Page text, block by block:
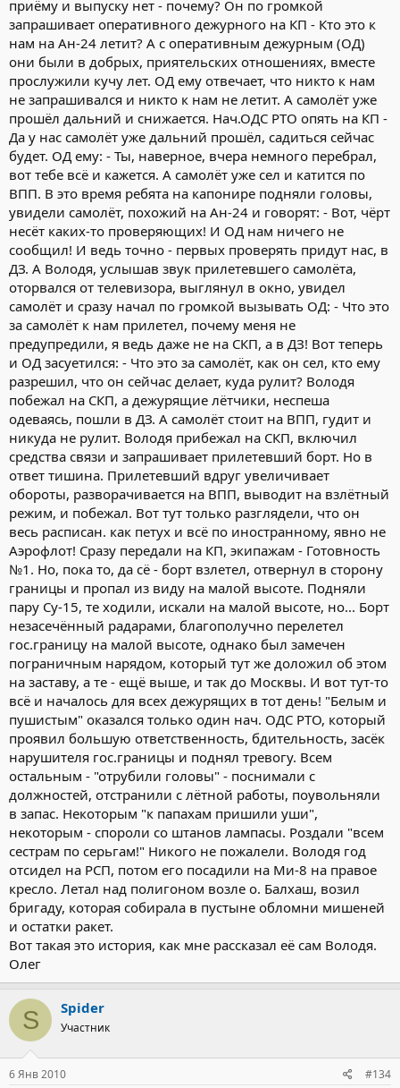
приёму и выпуску нет - почему? Он по громкой
запрашивает оперативного дежурного на КП - Кто это к
нам на Ан-24 летит? А с оперативным дежурным (ОД)
они были в добрых, приятельских отношениях, вместе
прослужили кучу лет. ОД ему отвечает, что никто к нам
не запрашивался и никто к нам не летит. А самолёт уже
прошёл дальний и снижается. Нач.ОДС РТО опять на КП -
Да у нас самолёт уже дальний прошёл, садиться сейчас
будет. ОД ему: - Ты, наверное, вчера немного перебрал,
вот тебе всё и кажется. А самолёт уже сел и катится по
ВПП. В это время ребята на капонире подняли головы,
увидели самолёт, похожий на Ан-24 и говорят: - Вот, чёрт
несёт каких-то проверяющих! И ОД нам ничего не
сообщил! И ведь точно - первых проверять придут нас, в
ДЗ. А Володя, услышав звук прилетевшего самолёта,
оторвался от телевизора, выглянул в окно, увидел
самолёт и сразу начал по громкой вызывать ОД: - Что это
за самолёт к нам прилетел, почему меня не
предупредили, я ведь даже не на СКП, а в ДЗ! Вот теперь
и ОД засуетился: - Что это за самолёт, как он сел, кто ему
разрешил, что он сейчас делает, куда рулит? Володя
побежал на СКП, а дежурящие лётчики, неспеша
одеваясь, пошли в ДЗ. А самолёт стоит на ВПП, гудит и
никуда не рулит. Володя прибежал на СКП, включил
средства связи и запрашивает прилетевший борт. Но в
ответ тишина. Прилетевший вдруг увеличивает
обороты, разворачивается на ВПП, выводит на взлётный
режим, и побежал. Вот тут только разглядели, что он
весь расписан. как петух и всё по иностранному, явно не
Аэрофлот! Сразу передали на КП, экипажам - Готовность
№1. Но, пока то, да сё - борт взлетел, отвернул в сторону
границы и пропал из виду на малой высоте. Подняли
пару Су-15, те ходили, искали на малой высоте, но... Борт
незасечённый радарами, благополучно перелетел
гос.границу на малой высоте, однако был замечен
пограничным нарядом, который тут же доложил об этом
на заставу, а те - ещё выше, и так до Москвы. И вот тут-то
всё и началось для всех дежурящих в тот день! "Белым и
пушистым" оказался только один нач. ОДС РТО, который
проявил большую ответственность, бдительность, засёк
нарушителя гос.границы и поднял тревогу. Всем
остальным - "отрубили головы" - поснимали с
должностей, отстранили с лётной работы, поувольняли
в запас. Некоторым "к папахам пришили уши",
некоторым - спороли со штанов лампасы. Роздали "всем
сестрам по серьгам!" Никого не пожалели. Володя год
отсидел на РСП, потом его посадили на Ми-8 на правое
кресло. Летал над полигоном возле о. Балхаш, возил
бригаду, которая собирала в пустыне обломни мишеней
и остатки ракет.
Вот такая это история, как мне рассказал её сам Володя.
Олег
S Spider
Участник
6 Янв 2010 #134